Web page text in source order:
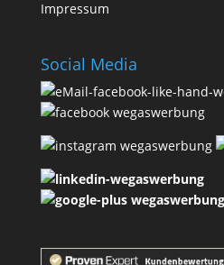
Impressum
Social Media